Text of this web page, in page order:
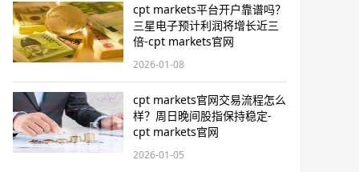
cpt markets平台开户靠谱吗？
三星电子预计利润将增长近三
倍-cpt markets官网
2026-01-08
cpt markets官网交易流程怎么
样？周日晚间股指保持稳定-
cpt markets官网
2026-01-05